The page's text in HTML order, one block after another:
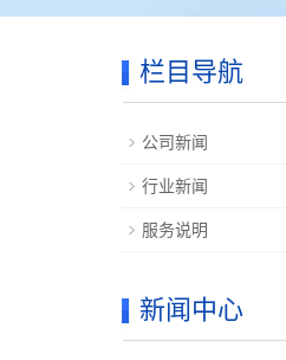
栏目导航
公司新闻
行业新闻
服务说明
新闻中心